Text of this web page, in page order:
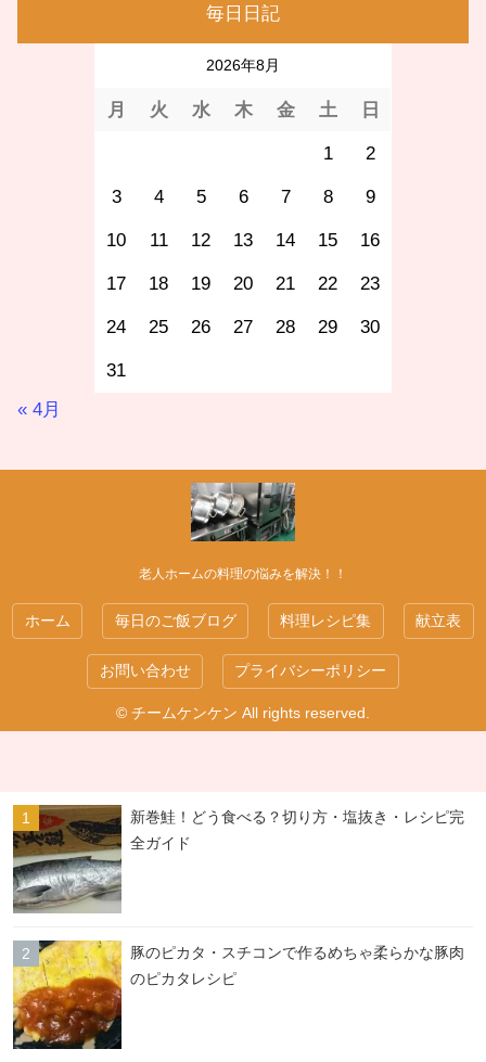
毎日日記
2026年8月
月 火 水 木 金 土 日
1 2
3 4 5 6 7 8 9
10 11 12 13 14 15 16
17 18 19 20 21 22 23
24 25 26 27 28 29 30
31
« 4月
老人ホームの料理の悩みを解決！！
ホーム 毎日のご飯ブログ 料理レシピ集 献立表
お問い合わせ プライバシーポリシー
© チームケンケン All rights reserved.
新巻鮭！どう食べる？切り方・塩抜き・レシピ完
全ガイド
豚のピカタ・スチコンで作るめちゃ柔らかな豚肉
のピカタレシピ